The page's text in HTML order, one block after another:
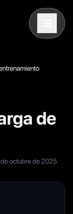
de
octubre de 2025